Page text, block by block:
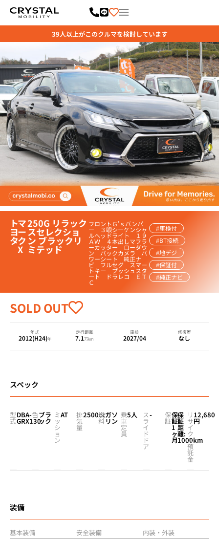
ッ
39人以上がこのクルマを検討しています
ト
ヨ
タ
マ
ー
ク
X
250G リラック
スセレクショ
ン ブラックリ
ミテッド
フロントＧ’ｓバンパ
ー ３眼シーケンシャ
ルヘッドライト １９
ＡＷ ４本出しマフラ
ーカッター ローダウ
ン バックカメラ パ
ワーシート 純正ナ
ビ フルセグ スマー
トキー プッシュスタ
ート ドラレコ ＥＴ
Ｃ
#車検付
#BT接続
#地デジ
#保証付
#純正ナビ
SOLD OUT
年式
2012(H24)年
走行距離
7.1万km
車検
2027/04
修復歴
なし
スペック
型
式
DBA-
GRX130
色ブラ
ック
ミ
ッ
シ
ョ
ン
AT 排
気
量
2500cc
燃
料
ガソ
リン
乗
車
定
員
5人 ス
ラ
イ
ド
ド
ア
- 保
証
保
証:
1
ヶ
月
-保
証
距
離:
1000km
リ
サ
イ
ク
ル
預
託
金
12,680
円
装備
基本装備
安全装備
内装・外装